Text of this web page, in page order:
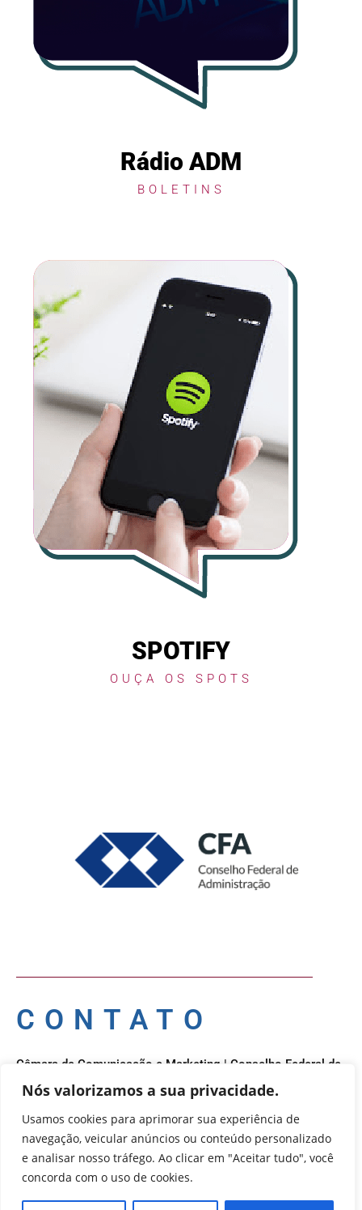
Nós valorizamos a sua privacidade.
Usamos cookies para aprimorar sua experiência de
navegação, veicular anúncios ou conteúdo personalizado
e analisar nosso tráfego. Ao clicar em "Aceitar tudo", você
concorda com o uso de cookies.
Rádio ADM
BOLETINS
SPOTIFY
OUÇA OS SPOTS
CONTATO
Câmara de Comunicação e Marketing | Conselho Federal de
Administração
Brasília – DF, 70070-932 | Telefone: (61) 3218-1800 |
cfa@cfa.org.br | Copyright – 2020 CFA | All Rights Reserved
| Powered by CFA